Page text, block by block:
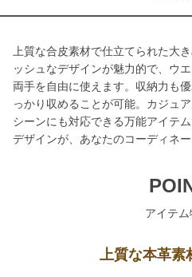
上質な合皮素材で仕立てられた大
ッシュなデザインが魅力的で、ウ
両手を自由に使えます。収納力も
っかり収めることが可能。カジュ
シーンにも対応できる万能アイテ
デザインが、あなたのコーディネー
アイテ
上質な本革素